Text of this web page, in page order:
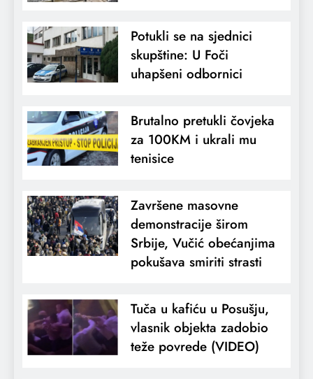
Potukli se na sjednici
skupštine: U Foči
uhapšeni odbornici
Brutalno pretukli čovjeka
za 100KM i ukrali mu
tenisice
Završene masovne
demonstracije širom
Srbije, Vučić obećanjima
pokušava smiriti strasti
Tuča u kafiću u Posušju,
vlasnik objekta zadobio
teže povrede (VIDEO)